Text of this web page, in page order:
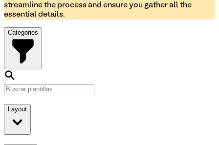
streamline the process and ensure you gather all the
essential details.
Categories
Layout